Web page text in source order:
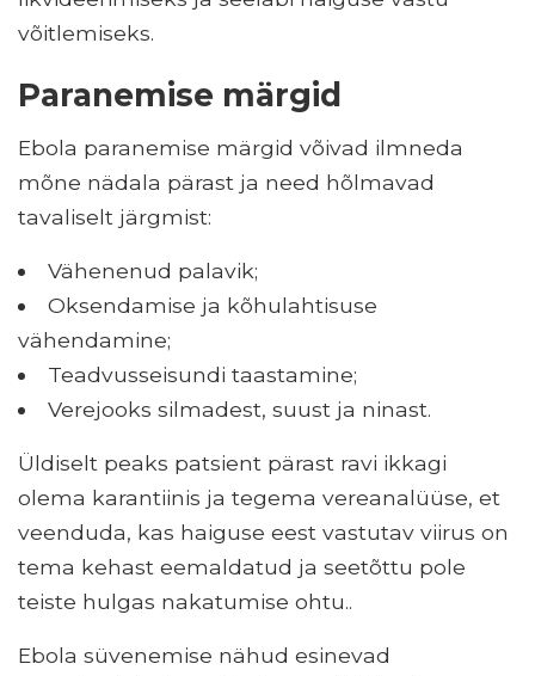
võitlemiseks.
Paranemise märgid
Ebola paranemise märgid võivad ilmneda
mõne nädala pärast ja need hõlmavad
tavaliselt järgmist:
Vähenenud palavik;
Oksendamise ja kõhulahtisuse
vähendamine;
Teadvusseisundi taastamine;
Verejooks silmadest, suust ja ninast.
Üldiselt peaks patsient pärast ravi ikkagi
olema karantiinis ja tegema vereanalüüse, et
veenduda, kas haiguse eest vastutav viirus on
tema kehast eemaldatud ja seetõttu pole
teiste hulgas nakatumise ohtu..
Ebola süvenemise nähud esinevad